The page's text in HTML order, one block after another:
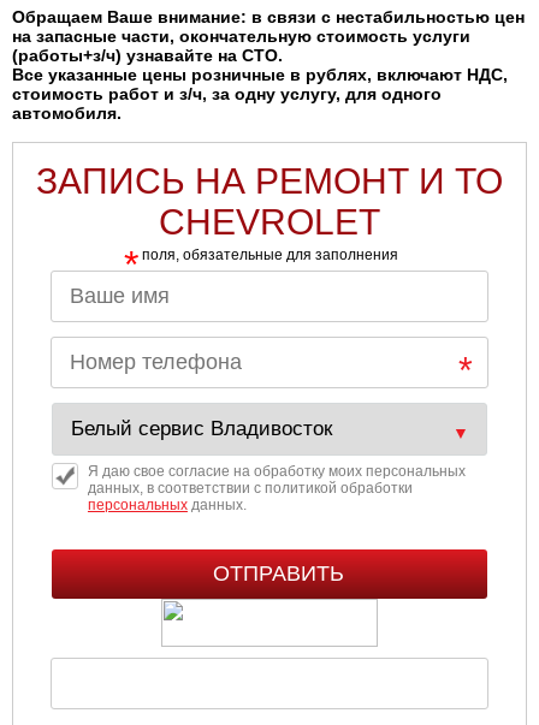
Обращаем Ваше внимание: в связи с нестабильностью цен
на запасные части, окончательную стоимость услуги
(работы+з/ч) узнавайте на СТО.
Все указанные цены розничные в рублях, включают НДС,
стоимость работ и з/ч, за одну услугу, для одного
автомобиля.
ЗАПИСЬ НА РЕМОНТ И ТО
CHEVROLET
* поля, обязательные для заполнения
Я даю свое согласие на обработку моих персональных
данных, в соответствии с политикой обработки
персональныхданных.